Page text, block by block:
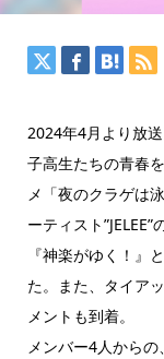
2024年4月より放
子高生たちの青春
メ「夜のクラゲは
ーティスト
『神楽がゆく！』
た。また、タイア
メントも到着。
メンバー4人から